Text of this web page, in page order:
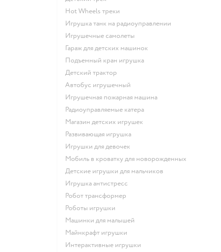
Hot Wheels треки
Игрушка танк на радиоуправлении
Игрушечные самолеты
Гараж для детских машинок
Подъемный кран игрушка
Детский трактор
Автобус игрушечный
Игрушечная пожарная машина
Радиоуправляемые катера
Магазин детских игрушек
Развивающая игрушка
Игрушки для девочек
Мобиль в кроватку для новорожденных
Детские игрушки для мальчиков
Игрушка антистресс
Робот трансформер
Роботы игрушки
Машинки для малышей
Майнкрафт игрушки
Интерактивные игрушки